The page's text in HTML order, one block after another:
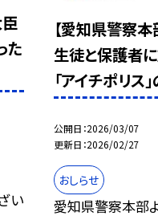
た
い
【愛知県警察本
生徒と保護者
「アイチポリス
公開日 2026/03/07
更新日 2026/02/27
おしらせ
愛知県警察本部